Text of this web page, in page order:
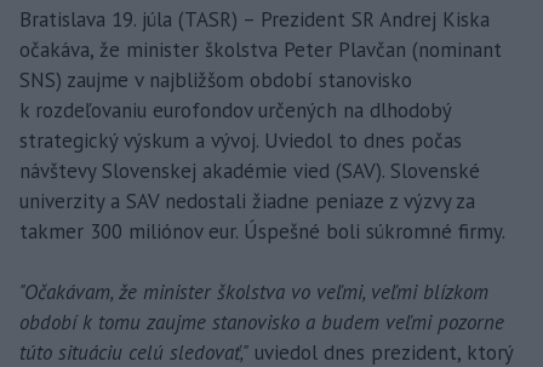
Bratislava 19. júla (TASR) – Prezident SR Andrej Kiska
očakáva, že minister školstva Peter Plavčan (nominant
SNS) zaujme v najbližšom období stanovisko
k rozdeľovaniu eurofondov určených na dlhodobý
strategický výskum a vývoj. Uviedol to dnes počas
návštevy Slovenskej akadémie vied (SAV). Slovenské
univerzity a SAV nedostali žiadne peniaze z výzvy za
takmer 300 miliónov eur. Úspešné boli súkromné firmy.
"Očakávam, že minister školstva vo veľmi, veľmi blízkom
období k tomu zaujme stanovisko a budem veľmi pozorne
túto situáciu celú sledovať," uviedol dnes prezident, ktorý